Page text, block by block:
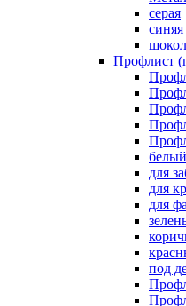
серая
синяя
Профлист
белый
для
для
для
под